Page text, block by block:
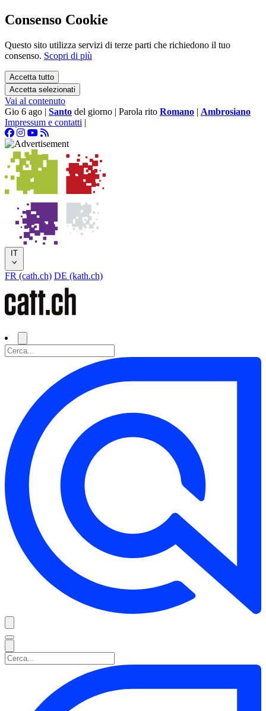
Consenso Cookie
Questo sito utilizza servizi di terze parti che richiedono il tuo
consenso. Scopri di più
Accetta tutto
Accetta selezionati
Vai al contenuto
Gio 6 ago | Santo del giorno | Parola rito Romano | Ambrosiano
Impressum e contatti |
IT
FR (cath.ch) DE (kath.ch)